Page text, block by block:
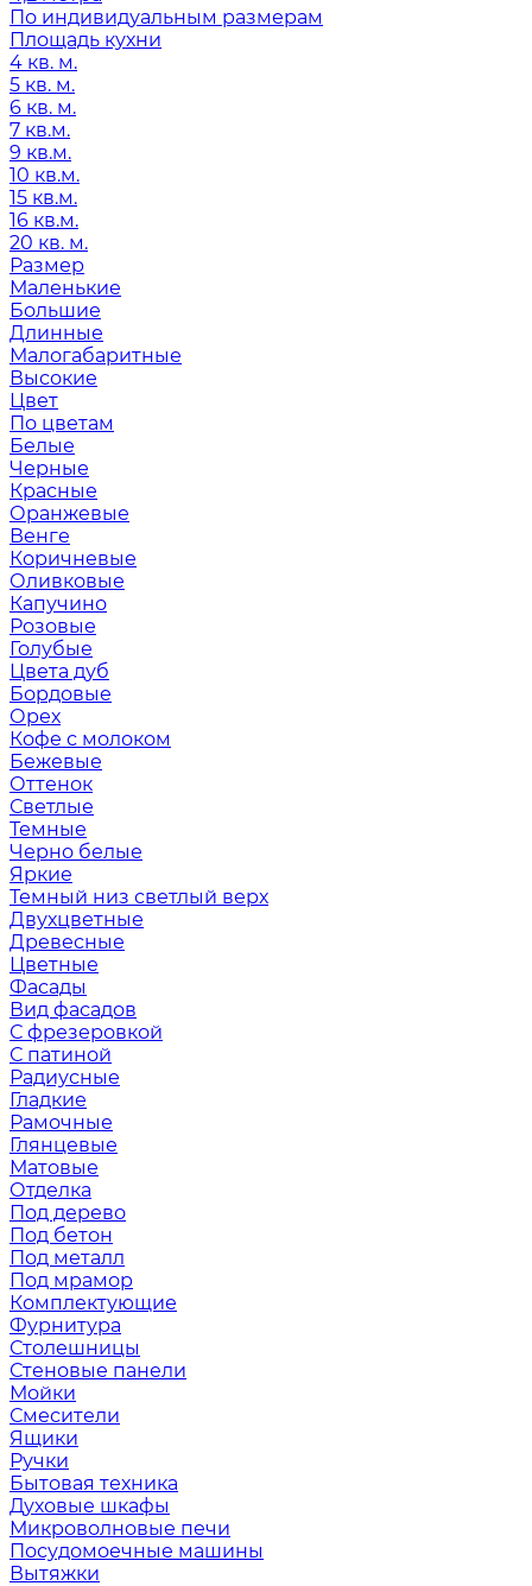
По индивидуальным размерам
Площадь кухни
4 кв. м.
5 кв. м.
6 кв. м.
7 кв.м.
9 кв.м.
10 кв.м.
15 кв.м.
16 кв.м.
20 кв. м.
Размер
Маленькие
Большие
Длинные
Малогабаритные
Высокие
Цвет
По цветам
Белые
Черные
Красные
Оранжевые
Венге
Коричневые
Оливковые
Капучино
Розовые
Голубые
Цвета дуб
Бордовые
Орех
Кофе с молоком
Бежевые
Оттенок
Светлые
Темные
Черно белые
Яркие
Темный низ светлый верх
Двухцветные
Древесные
Цветные
Фасады
Вид фасадов
С фрезеровкой
С патиной
Радиусные
Гладкие
Рамочные
Глянцевые
Матовые
Отделка
Под дерево
Под бетон
Под металл
Под мрамор
Комплектующие
Фурнитура
Столешницы
Стеновые панели
Мойки
Смесители
Ящики
Ручки
Бытовая техника
Духовые шкафы
Микроволновые печи
Посудомоечные машины
Вытяжки